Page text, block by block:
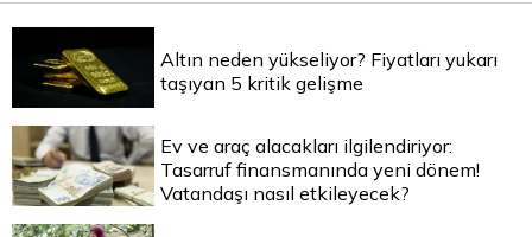
Altın neden yükseliyor? Fiyatları yukarı
taşıyan 5 kritik gelişme
Ev ve araç alacakları ilgilendiriyor:
Tasarruf finansmanında yeni dönem!
Vatandaşı nasıl etkileyecek?